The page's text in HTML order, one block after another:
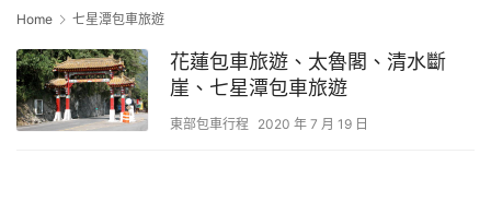
Home 七星潭包車旅遊
花蓮包車旅遊、太魯閣、清水斷
崖、七星潭包車旅遊
東部包車行程 2020 年 7 月 19 日